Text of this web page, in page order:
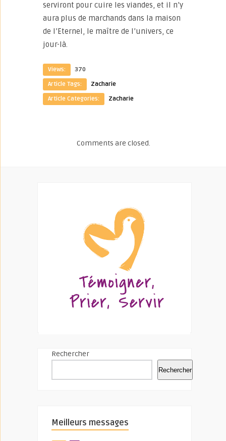
serviront pour cuire les viandes, et il n’y
aura plus de marchands dans la maison
de l’Eternel, le maître de l’univers, ce
jour-là.
Views:
370
Article Tags:
Zacharie
Article Categories:
Zacharie
Comments are closed.
Rechercher
Rechercher
Meilleurs messages